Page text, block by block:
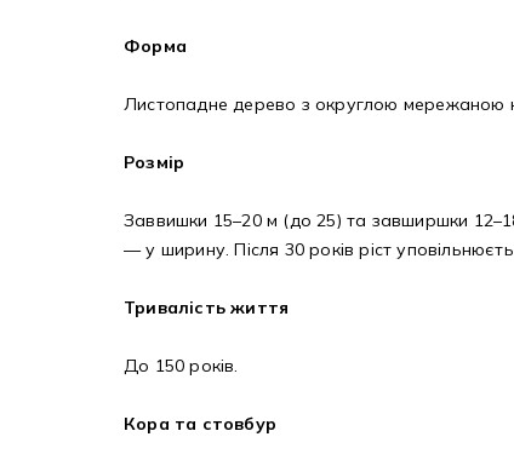
Форма
Листопадне дерево з округлою мережаною
Розмір
Заввишки 15–20 м (до 25) та завширшки
— у ширину. Після 30 років ріст
Тривалість життя
До 150 років.
Кора та стовбур